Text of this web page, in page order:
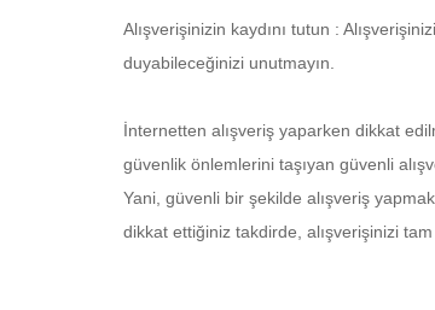
Alışverişinizin kaydını tutun :
duyabileceğinizi unutmayın.
İnternetten alışveriş yaparken dikkat
güvenlik önlemlerini taşıyan güvenli
Yani, güvenli bir şekilde alışveriş
dikkat ettiğiniz takdirde, alışverişinizi